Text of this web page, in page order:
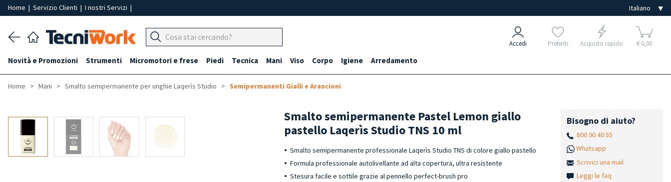
Home | Servizio Clienti | I nostri Servizi |
Accedi Preferiti Acquisto rapido € 0,00
Novità e Promozioni Strumenti Micromotori e frese Piedi Tecnica Mani Viso Corpo Igiene Arredamento
Home Mani Smalto semipermanente per unghie Laqerìs Studio Semipermanenti Gialli e Arancioni
Smalto semipermanente Pastel Lemon giallo
pastello Laqerìs Studio TNS 10 ml
Smalto semipermanente professionale Laqerìs Studio TNS di colore giallo pastello
Formula professionale autolivellante ad alta copertura, ultra resistente
Stesura facile e sottile grazie al pennello perfect-brush pro
Bisogno di aiuto?
800 90 40 55
Whatsapp
Scrivici una mail
Leggi le faq